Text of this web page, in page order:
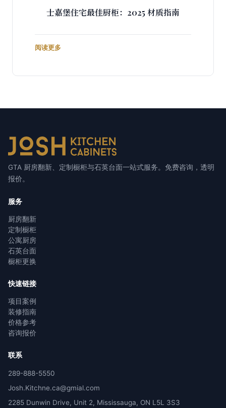
士嘉堡住宅最佳厨柜：2025 材质指南
阅读更多
GTA 厨房翻新、定制橱柜与石英台面一站式服务。免费咨询，透明
报价。
服务
厨房翻新
定制橱柜
公寓厨房
石英台面
橱柜更换
快速链接
项目案例
装修指南
价格参考
咨询报价
联系
289-888-5550
Josh.Kitchne.ca@gmial.com
2285 Dunwin Drive, Unit 2, Mississauga, ON L5L 3S3